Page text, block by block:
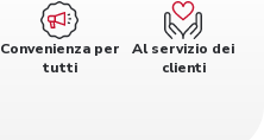
Convenienza per
tutti
Al servizio dei
clienti